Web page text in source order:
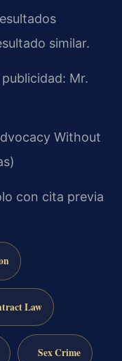
similar.
Mr.
Without
con cita previa
Law
Sex Crime